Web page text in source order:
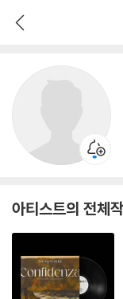
아티스트의 전체